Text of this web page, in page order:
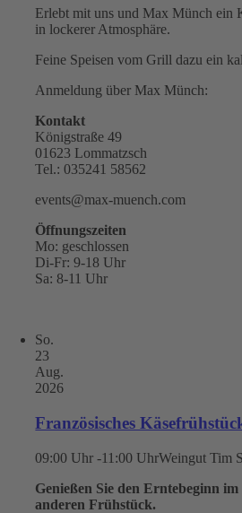
Erlebt mit uns und Max Münch ein
in lockerer Atmosphäre.
Feine Speisen vom Grill dazu ein
Anmeldung über Max Münch:
Kontakt
Königstraße 49
01623 Lommatzsch
Tel.: 035241 58562
events@max-muench.com
Öffnungszeiten
Mo: geschlossen
Di-Fr: 9-18 Uhr
Sa: 8-11 Uhr
So.
23
Aug.
2026
Französisches
09:00 Uhr -11:00 UhrWeingut Tim
Genießen Sie den Erntebeginn
anderen Frühstück.